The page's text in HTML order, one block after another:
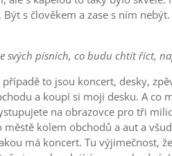
s člověkem a zase s ním
svých písních, co budu chtít říct,
to jsou koncert, desky,
a koupí si moji desku. A co
na obrazovce pro tři
kolem obchodů a aut a
má koncert. Tu výjimečnost,